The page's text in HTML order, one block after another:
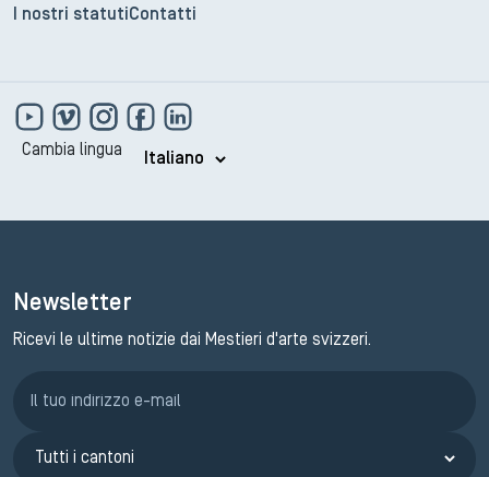
I nostri statuti Contatti
Cambia lingua
Newsletter
Ricevi le ultime notizie dai Mestieri d'arte svizzeri.